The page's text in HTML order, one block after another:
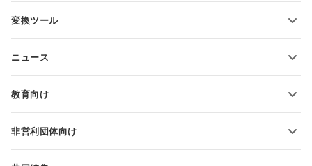
テキスト文書テンプレート
変換ツール
スプレッドシートの変換
PDFの変換
ニュース
教育向け
教育関係者向け
非営利団体向け